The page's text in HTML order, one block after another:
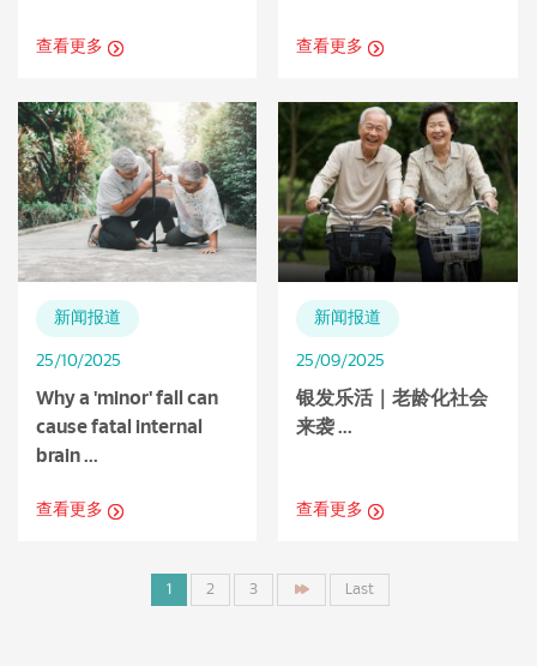
查看更多 查看更多
新闻报道
25/10/2025
Why a 'minor' fall can
cause fatal internal
brain ...
查看更多
新闻报道
25/09/2025
银发乐活｜老龄化社会
来袭 ...
查看更多
1 2 3 Last